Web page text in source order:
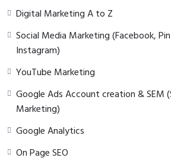
Digital Marketing A to Z
Social Media Marketing (Facebook,
Instagram)
YouTube Marketing
Google Ads Account creation & SEM
Marketing)
Google Analytics
On Page SEO